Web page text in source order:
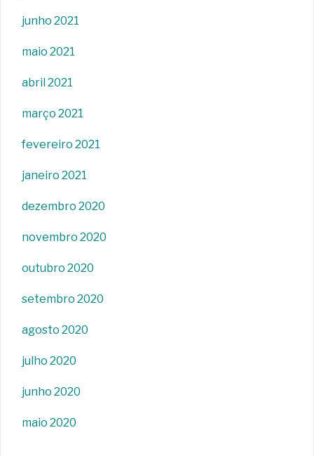
junho 2021
maio 2021
abril 2021
março 2021
fevereiro 2021
janeiro 2021
dezembro 2020
novembro 2020
outubro 2020
setembro 2020
agosto 2020
julho 2020
junho 2020
maio 2020